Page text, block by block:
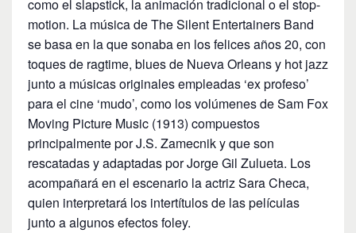
como el slapstick, la animación tradicional o el stop-
motion. La música de The Silent Entertainers Band
se basa en la que sonaba en los felices años 20, con
toques de ragtime, blues de Nueva Orleans y hot jazz
junto a músicas originales empleadas ‘ex profeso’
para el cine ‘mudo’, como los volúmenes de Sam Fox
Moving Picture Music (1913) compuestos
principalmente por J.S. Zamecnik y que son
rescatadas y adaptadas por Jorge Gil Zulueta. Los
acompañará en el escenario la actriz Sara Checa,
quien interpretará los intertítulos de las películas
junto a algunos efectos foley.